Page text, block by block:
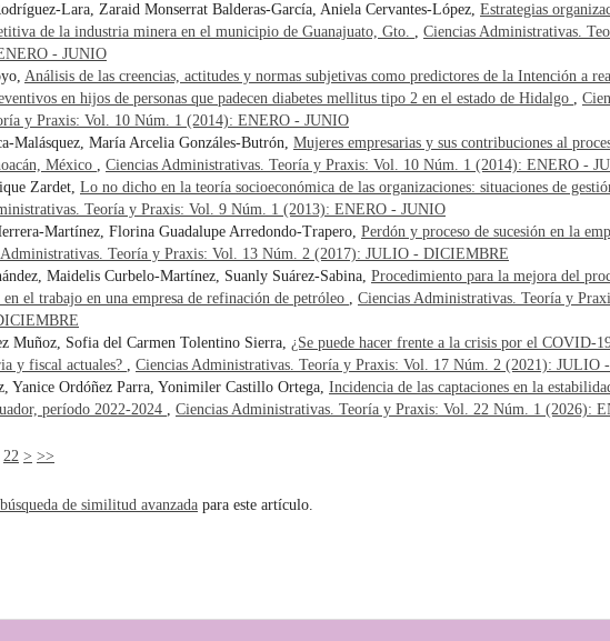
Lara, Zaraid Monserrat Balderas-García, Aniela Cervantes-López, Estrategias
de la industria minera en el municipio de Guanajuato, Gto. , Ciencias Administrativas.
- JUNIO
Análisis de las creencias, actitudes y normas subjetivas como predictores de la Intención a
en hijos de personas que padecen diabetes mellitus tipo 2 en el estado de Hidalgo ,
y Praxis: Vol. 10 Núm. 1 (2014): ENERO - JUNIO
Malásquez, María Arcelia Gonzáles-Butrón, Mujeres empresarias y sus contribuciones al
México , Ciencias Administrativas. Teoría y Praxis: Vol. 10 Núm. 1 (2014): ENERO -
Zardet, Lo no dicho en la teoría socioeconómica de las organizaciones: situaciones de
Teoría y Praxis: Vol. 9 Núm. 1 (2013): ENERO - JUNIO
Martínez, Florina Guadalupe Arredondo-Trapero, Perdón y proceso de sucesión en la
Administrativas. Teoría y Praxis: Vol. 13 Núm. 2 (2017): JULIO - DICIEMBRE
Maidelis Curbelo-Martínez, Suanly Suárez-Sabina, Procedimiento para la mejora del
el trabajo en una empresa de refinación de petróleo , Ciencias Administrativas. Teoría y
Muñoz, Sofia del Carmen Tolentino Sierra, ¿Se puede hacer frente a la crisis por el COVID-
y fiscal actuales? , Ciencias Administrativas. Teoría y Praxis: Vol. 17 Núm. 2 (2021): JULIO
Yanice Ordóñez Parra, Yonimiler Castillo Ortega, Incidencia de las captaciones en la
período 2022-2024 , Ciencias Administrativas. Teoría y Praxis: Vol. 22 Núm. 1 (2026):
22 > >>
de similitud avanzada para este artículo.